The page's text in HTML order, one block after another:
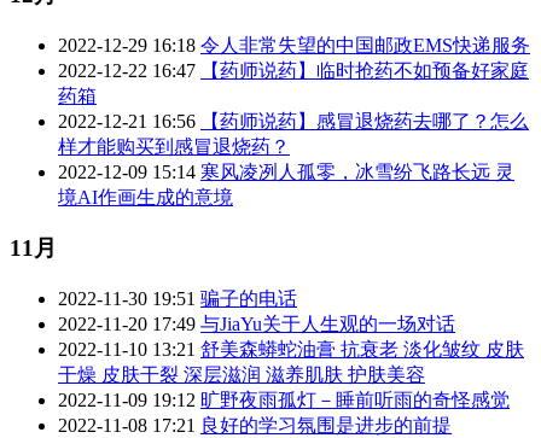
2022-12-29 16:18 令人非常失望的中国邮政EMS快递服务
2022-12-22 16:47
【药师说药】临时抢药不如预备好家庭
药箱
2022-12-21 16:56
【药师说药】感冒退烧药去哪了？怎么
样才能购买到感冒退烧药？
2022-12-09 15:14 寒风凌冽人孤零，冰雪纷飞路长远 灵
境AI作画生成的意境
11月
2022-11-30 19:51 骗子的电话
2022-11-20 17:49 与JiaYu关于人生观的一场对话
2022-11-10 13:21 舒美森蟒蛇油膏 抗衰老 淡化皱纹 皮肤
干燥 皮肤干裂 深层滋润 滋养肌肤 护肤美容
2022-11-09 19:12 旷野夜雨孤灯－睡前听雨的奇怪感觉
2022-11-08 17:21 良好的学习氛围是进步的前提